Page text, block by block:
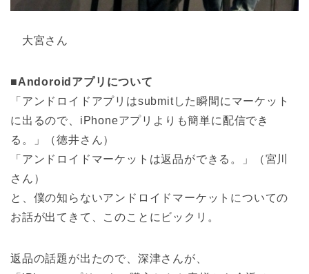
大宮さん
■Andoroidアプリについて
「アンドロイドアプリはsubmitした瞬間にマーケット
に出るので、iPhoneアプリよりも簡単に配信でき
る。」（徳井さん）
「アンドロイドマーケットは返品ができる。」（宮川
さん）
と、僕の知らないアンドロイドマーケットについての
お話が出てきて、このことにビックリ。
返品の話題が出たので、深津さんが、